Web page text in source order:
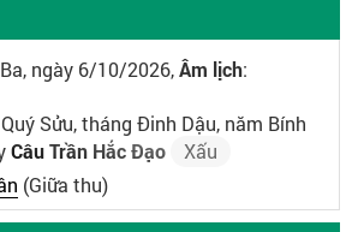
ngày 6/10/2026,Âm lịch:
Sửu, tháng Đinh Dậu, năm Bính
Câu Trần Hắc Đạo
Xấu
(Giữa thu)